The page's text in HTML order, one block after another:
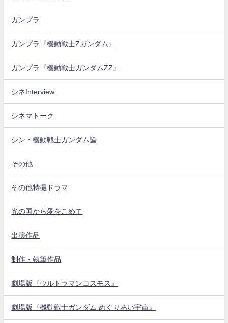
ガンプラ
ガンプラ『機動戦士Zガンダム』
ガンプラ『機動戦士ガンダムZZ』
シネInterview
シネマトーク
シン・機動戦士ガンダム論
その他
その他特撮ドラマ
光の国から愛をこめて
出演作品
制作・執筆作品
劇場版『ウルトラマンコスモス』
劇場版『機動戦士ガンダム めぐりあい宇宙』